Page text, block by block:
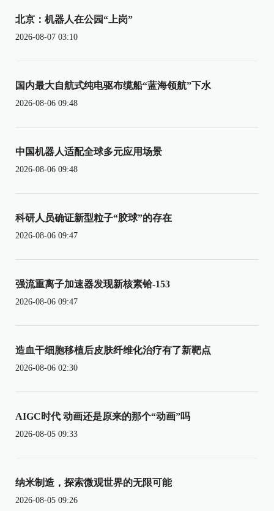
北京：机器人在公园“上岗”
2026-08-07 03:10
国内最大自航式纯电驱布缆船“蓝海领航”下水
2026-08-06 09:48
中国机器人适配全球多元应用场景
2026-08-06 09:48
科研人员确证新型粒子“胶球”的存在
2026-08-06 09:47
强流重离子加速器发现新核素铪-153
2026-08-06 09:47
造血干细胞移植后皮肤纤维化治疗有了新靶点
2026-08-06 02:30
AIGC时代 动画还是原来的那个“动画”吗
2026-08-05 09:33
纳米制造，探索微观世界的无限可能
2026-08-05 09:26